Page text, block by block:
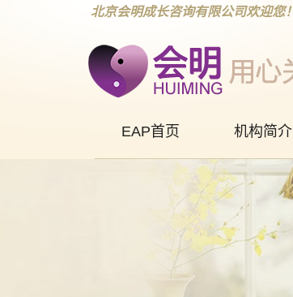
北京会明成长咨询有限公司欢迎您！
EAP首页 机构简介